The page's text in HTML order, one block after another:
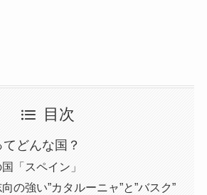
目次
どんな国？
「スペイン」
の強い”カタルーニャ”と”バスク”